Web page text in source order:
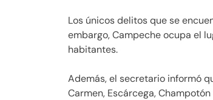
Los únicos delitos que se
embargo, Campeche ocupa el
habitantes.
Además, el secretario informó
Carmen, Escárcega,